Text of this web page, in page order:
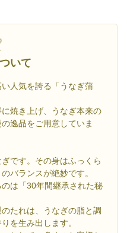
いて
人気を誇る「うなぎ蒲
焼き上げ、うなぎ本来の
逸品をご用意していま
です。その身はふっくら
バランスが絶妙です。
は「30年間継承された秘
たれは、うなぎの脂と調
を生み出します。